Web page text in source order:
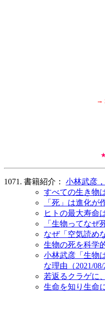
→
書籍紹介： 小林武彦
すべての生き物
「死」は進化
ヒトの最大寿命
「生物ってなぜ
なぜ「空気読め
生物の死を科学
小林武彦「生物
な理由（2021/08/
若返るクラゲに
生命を知り生命